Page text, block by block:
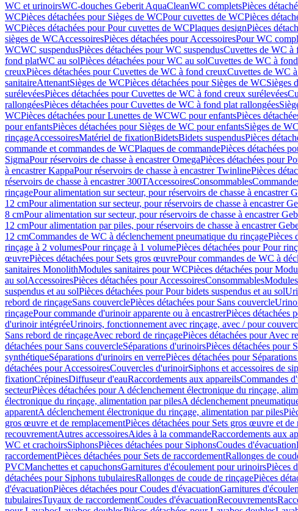
WC et urinoirsWC-douches Geberit AquaCleanWC completsPièces
WCPièces détachées pour Sièges de WCPour cuvettes de WCPièces
WCPièces détachées pour Pour cuvettes de WCPlaques designPièces
sièges de WCAccessoiresPièces détachées pour AccessoiresPour WC
WCWC suspendusPièces détachées pour WC suspendusCuvettes de WC à
fond platWC au solPièces détachées pour WC au solCuvettes de WC à
creuxPièces détachées pour Cuvettes de WC à fond creuxCuvettes de WC
sanitaireAttenantSièges de WCPièces détachées pour Sièges de WCSièges
surélevéesPièces détachées pour Cuvettes de WC à fond creux surélevées
rallongéesPièces détachées pour Cuvettes de WC à fond plat rallongées
WCPièces détachées pour Lunettes de WCWC pour enfantsPièces
pour enfantsPièces détachées pour Sièges de WC pour enfantsSièges de WC
rinçageAccessoiresMatériel de fixationBidetsBidets suspendusPièces
commande et commandes de WCPlaques de commandePièces détachées
SigmaPour réservoirs de chasse à encastrer OmegaPièces détachées pour
à encastrer KappaPour réservoirs de chasse à encastrer TwinlinePièces
réservoirs de chasse à encastrer 300TAccessoiresConsommables
rinçagePour alimentation sur secteur, pour réservoirs de chasse à encastrer
12 cmPour alimentation sur secteur, pour réservoirs de chasse à encastrer
8 cmPour alimentation sur secteur, pour réservoirs de chasse à encastrer
12 cmPour alimentation par piles, pour réservoirs de chasse à encastrer
12 cmCommandes de WC à déclenchement pneumatique du rinçagePièces
rinçage à 2 volumesPour rinçage à 1 volumePièces détachées pour Pour
œuvrePièces détachées pour Sets gros œuvrePour commandes de WC à
sanitaires MonolithModules sanitaires pour WCPièces détachées pour
au solAccessoiresPièces détachées pour AccessoiresConsommables
suspendus et au solPièces détachées pour Pour bidets suspendus et au sol
rebord de rinçageSans couverclePièces détachées pour Sans couvercle
rinçagePour commande d'urinoir apparente ou à encastrerPièces détachées
d'urinoir intégréeUrinoirs, fonctionnement avec rinçage, avec / pour
Sans rebord de rinçageAvec rebord de rinçagePièces détachées pour Avec
détachées pour Sans couvercleSéparations d'urinoirsPièces détachées pour
synthétiqueSéparations d'urinoirs en verrePièces détachées pour
détachées pour AccessoiresCouvercles d'urinoirSiphons et accessoires de
fixationCrépinesDiffuseur d'eauRaccordements aux appareilsCommandes
secteurPièces détachées pour A déclenchement électronique du rinçage,
électronique du rinçage, alimentation par pilesA déclenchement
apparentA déclenchement électronique du rinçage, alimentation par piles
gros œuvre et de remplacementPièces détachées pour Sets gros œuvre et de
recouvrementAutres accessoiresAides à la commandeRaccordements aux
WC et crachoirsSiphonsPièces détachées pour SiphonsCoudes d'évacuation
raccordementPièces détachées pour Sets de raccordementRallonges de
PVCManchettes et capuchonsGarnitures d'écoulement pour urinoirsPièces
détachées pour Siphons tubulairesRallonges de coude de rinçagePièces
d'évacuationPièces détachées pour Coudes d'évacuationGarnitures
tubulairesTuyaux de raccordementCoudes d'évacuationRecouvrements